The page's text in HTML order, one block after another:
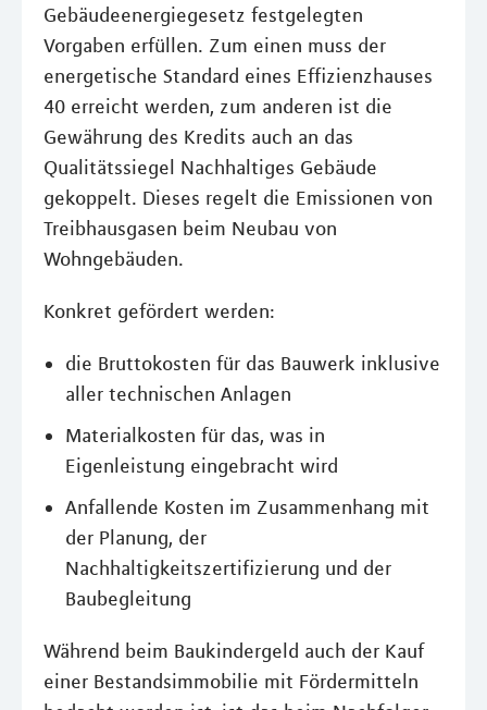
Gebäudeenergiegesetz festgelegten
Vorgaben erfüllen. Zum einen muss der
energetische Standard eines Effizienzhauses
40 erreicht werden, zum anderen ist die
Gewährung des Kredits auch an das
Qualitätssiegel Nachhaltiges Gebäude
gekoppelt. Dieses regelt die Emissionen von
Treibhausgasen beim Neubau von
Wohngebäuden.
Konkret gefördert werden:
die Bruttokosten für das Bauwerk inklusive
aller technischen Anlagen
Materialkosten für das, was in
Eigenleistung eingebracht wird
Anfallende Kosten im Zusammenhang mit
der Planung, der
Nachhaltigkeitszertifizierung und der
Baubegleitung
Während beim Baukindergeld auch der Kauf
einer Bestandsimmobilie mit Fördermitteln